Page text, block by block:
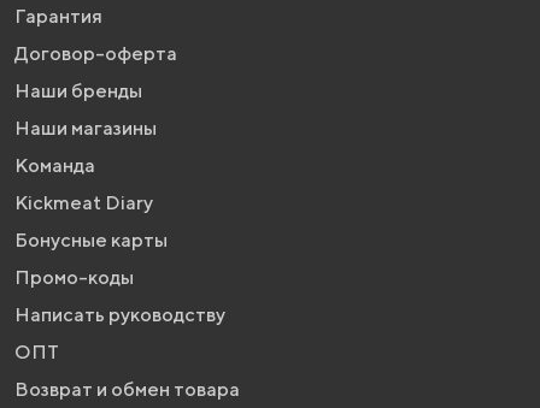
Гарантия
Договор-оферта
Наши бренды
Наши магазины
Команда
Kickmeat Diary
Бонусные карты
Промо-коды
Написать руководству
ОПТ
Возврат и обмен товара